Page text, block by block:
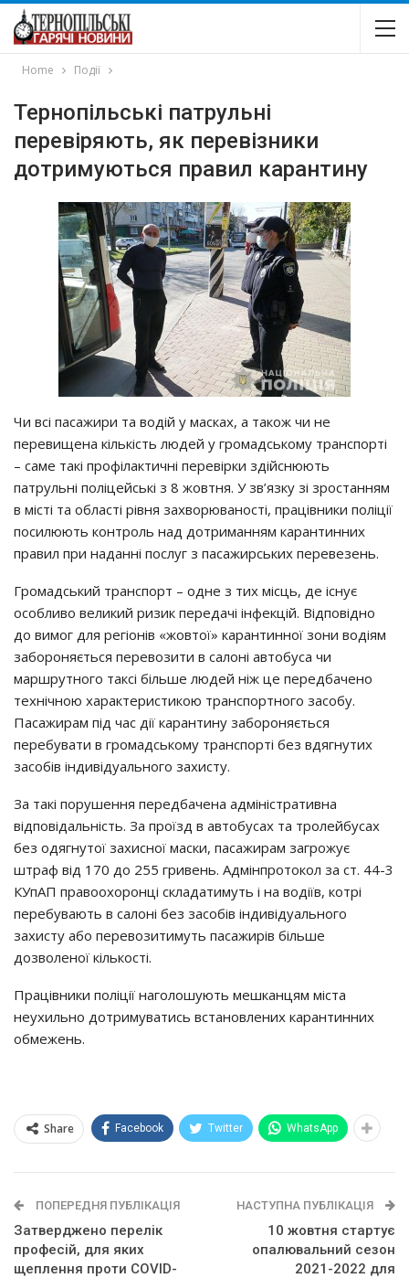
Home Події
Тернопільські патрульні
перевіряють, як перевізники
дотримуються правил карантину
Чи всі пасажири та водій у масках, а також чи не
перевищена кількість людей у громадському транспорті
– саме такі профілактичні перевірки здійснюють
патрульні поліцейські з 8 жовтня. У зв’язку зі зростанням
в місті та області рівня захворюваності, працівники поліції
посилюють контроль над дотриманням карантинних
правил при наданні послуг з пасажирських перевезень.
Громадський транспорт – одне з тих місць, де існує
особливо великий ризик передачі інфекцій. Відповідно
до вимог для регіонів «жовтої» карантинної зони водіям
забороняється перевозити в салоні автобуса чи
маршрутного таксі більше людей ніж це передбачено
технічною характеристикою транспортного засобу.
Пасажирам під час дії карантину забороняється
перебувати в громадському транспорті без вдягнутих
засобів індивідуального захисту.
За такі порушення передбачена адміністративна
відповідальність. За проїзд в автобусах та тролейбусах
без одягнутої захисної маски, пасажирам загрожує
штраф від 170 до 255 гривень. Адмінпротокол за ст. 44-3
КУпАП правоохоронці складатимуть і на водіїв, котрі
перебувають в салоні без засобів індивідуального
захисту або перевозитимуть пасажирів більше
дозволеної кількості.
Працівники поліції наголошують мешканцям міста
неухильно дотримуватись встановлених карантинних
обмежень.
Share Facebook Twitter WhatsApp
ПОПЕРЕДНЯ ПУБЛІКАЦІЯ
Затверджено перелік
професій, для яких
щеплення проти COVID-
НАСТУПНА ПУБЛІКАЦІЯ
10 жовтня стартує
опалювальний сезон
2021-2022 для